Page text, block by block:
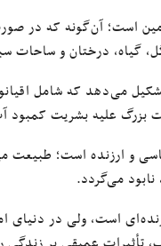
گیاه، درختان و ساحات
می‌دهد که شامل
بزرگ علیه بشریت
و ارزنده است؛ طبیعت
می‌گردد.
است، ولی در دنیای